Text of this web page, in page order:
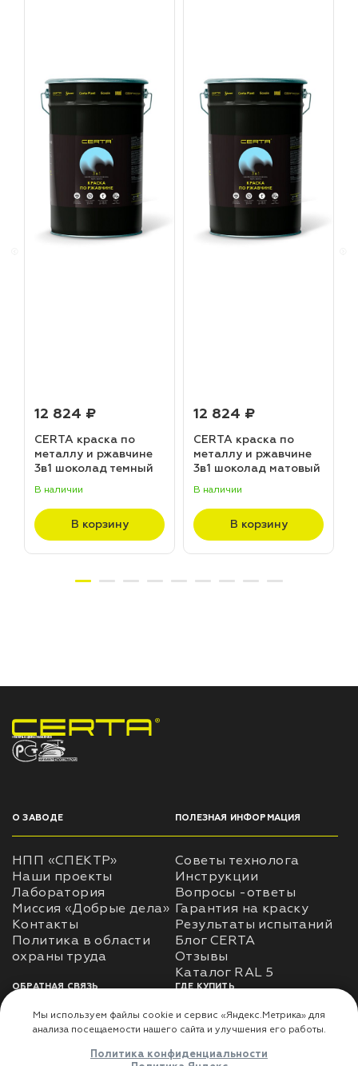
12 824 ₽
CERTA краска по
металлу и ржавчине
3в1 шоколад темный
(20,0кг)
В наличии
В корзину
12 824 ₽
CERTA краска по
металлу и ржавчине
3в1 шоколад матовый
В наличии
В корзину
НПП «СПЕКТР» ЗАВОД ЛАКОКРАСОЧНЫХ МАТЕРИАЛОВ
О ЗАВОДЕ
НПП «СПЕКТР»
Наши проекты
Лаборатория
Миссия «Добрые дела»
Контакты
Политика в области
ПОЛЕЗНАЯ ИНФОРМАЦИЯ
Советы технолога
Инструкции
Вопросы -ответы
Гарантия на краску
Результаты испытаний
Блог CERTA
Отзывы
Каталог RAL 5
ОБРАТНАЯ СВЯЗЬ
Использование
использования личных
ГДЕ КУПИТЬ
Доставка
Где купить